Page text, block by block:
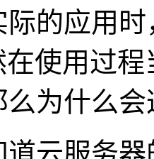
际的应用
在使用过
为什么会